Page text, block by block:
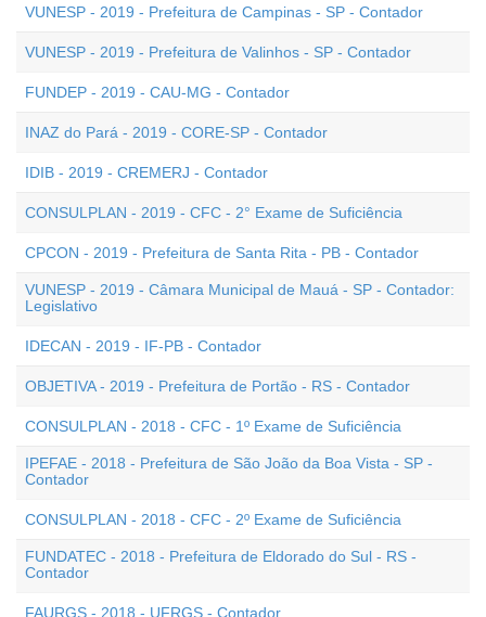
VUNESP - 2019 - Prefeitura de Campinas - SP - Contador
VUNESP - 2019 - Prefeitura de Valinhos - SP - Contador
FUNDEP - 2019 - CAU-MG - Contador
INAZ do Pará - 2019 - CORE-SP - Contador
IDIB - 2019 - CREMERJ - Contador
CONSULPLAN - 2019 - CFC - 2° Exame de Suficiência
CPCON - 2019 - Prefeitura de Santa Rita - PB - Contador
VUNESP - 2019 - Câmara Municipal de Mauá - SP - Contador:
Legislativo
IDECAN - 2019 - IF-PB - Contador
OBJETIVA - 2019 - Prefeitura de Portão - RS - Contador
CONSULPLAN - 2018 - CFC - 1º Exame de Suficiência
IPEFAE - 2018 - Prefeitura de São João da Boa Vista - SP -
Contador
CONSULPLAN - 2018 - CFC - 2º Exame de Suficiência
FUNDATEC - 2018 - Prefeitura de Eldorado do Sul - RS -
Contador
FAURGS - 2018 - UFRGS - Contador